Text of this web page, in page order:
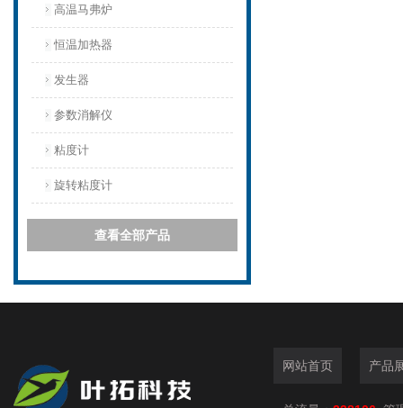
高温马弗炉
恒温加热器
发生器
参数消解仪
粘度计
旋转粘度计
查看全部产品
网站首页 产品